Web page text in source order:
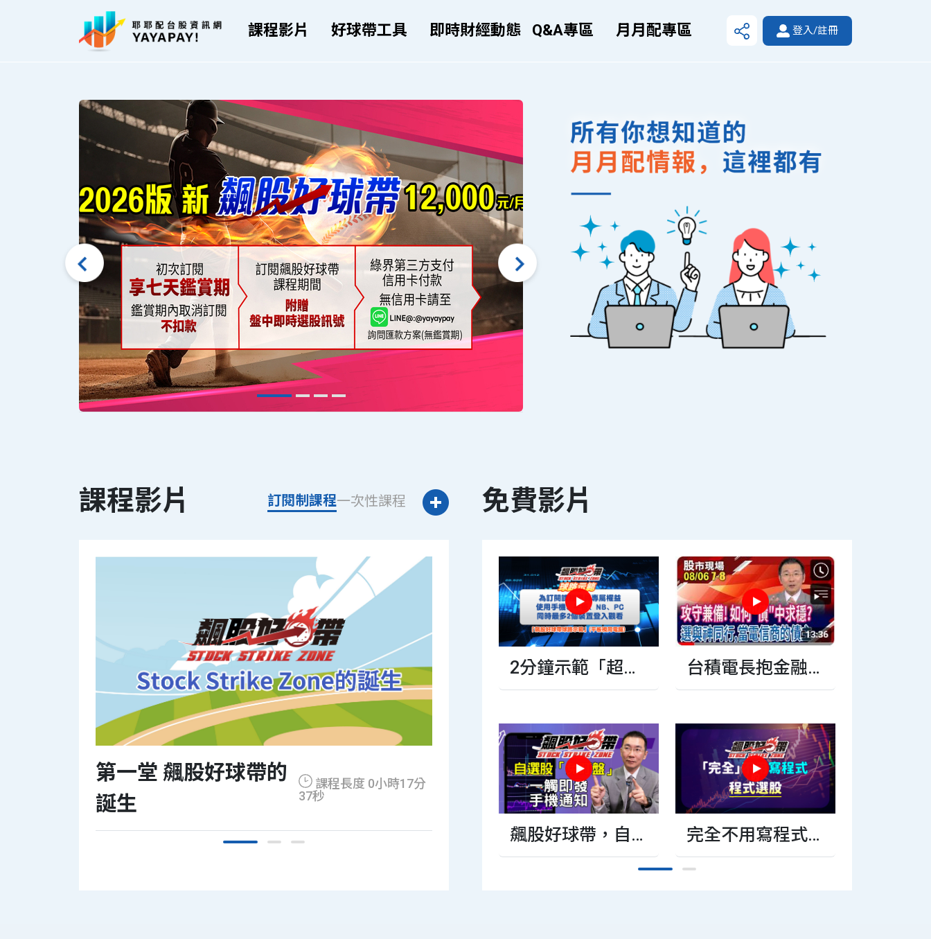
登入/註冊
課程影片 好球帶工具 即時財經動態 Q&A專區 月月配專區
Previous Next
課程影片 訂閱制課程一次性課程
第一堂 飆股好球帶的
誕生
課程長度 0小時17分
37秒
第二堂 飆股好球帶 直
課程長度 0小時14分
28秒
第三堂 飆股好球
球
免費影片
債 透過ETF與神同
行?搶當美國電信
三雄的債主?
完全不用寫程式
飆股好球帶 第二
堂課 直球預告
投資514-元宇宙
與駭客任務
2分鐘示範「超
飆」 前13支觸發
漲，7支漲停板
台積電長抱金融
債 透過ETF與神同
三雄的債主?
飆股好球帶，自
選股免盯盤，一
完全不用寫程式
的程式選股